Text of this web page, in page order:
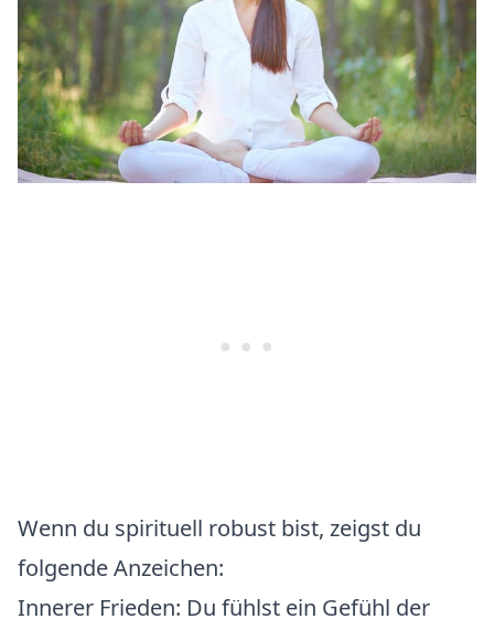
Wenn du spirituell robust bist, zeigst du
folgende Anzeichen:
Innerer Frieden: Du fühlst ein Gefühl der